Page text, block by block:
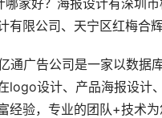
哪家好？海报设计有深圳
有限公司、天宁区红梅合
通广告公司是一家以数
logo设计、产品海报设计
经验，专业的团队+技术